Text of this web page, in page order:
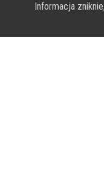
Wykonanie
Informacja